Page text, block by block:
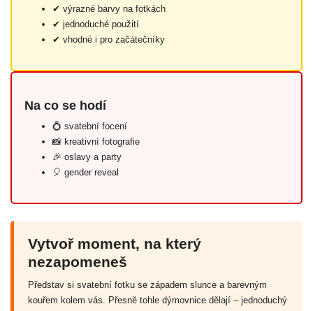
✔ výrazné barvy na fotkách
✔ jednoduché použití
✔ vhodné i pro začátečníky
Na co se hodí
💍 svatební focení
📸 kreativní fotografie
🎉 oslavy a party
🎈 gender reveal
Vytvoř moment, na který
nezapomeneš
Představ si svatební fotku se západem slunce a barevným
kouřem kolem vás. Přesně tohle dýmovnice dělají – jednoduchý